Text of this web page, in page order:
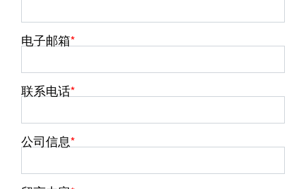
电子邮箱
联系电话
公司信息